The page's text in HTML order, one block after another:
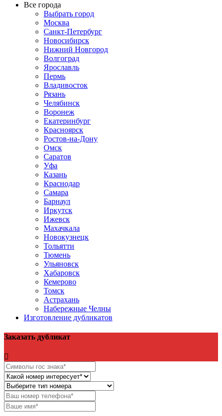
Все города
Выбрать город
Москва
Санкт-Петербург
Новосибирск
Нижний Новгород
Волгоград
Ярославль
Пермь
Владивосток
Рязань
Челябинск
Воронеж
Екатеринбург
Красноярск
Ростов-на-Дону
Омск
Саратов
Уфа
Казань
Краснодар
Самара
Барнаул
Иркутск
Ижевск
Махачкала
Новокузнецк
Тольятти
Тюмень
Ульяновск
Хабаровск
Кемерово
Томск
Астрахань
Набережные Челны
Изготовление дубликатов
Заказать дубликат